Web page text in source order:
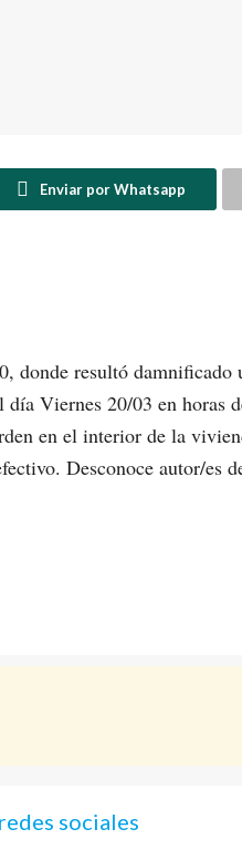
Enviar por Whatsapp
donde resultó damnificado
Viernes 20/03 en horas
en el interior de la
Desconoce autor/es
sociales